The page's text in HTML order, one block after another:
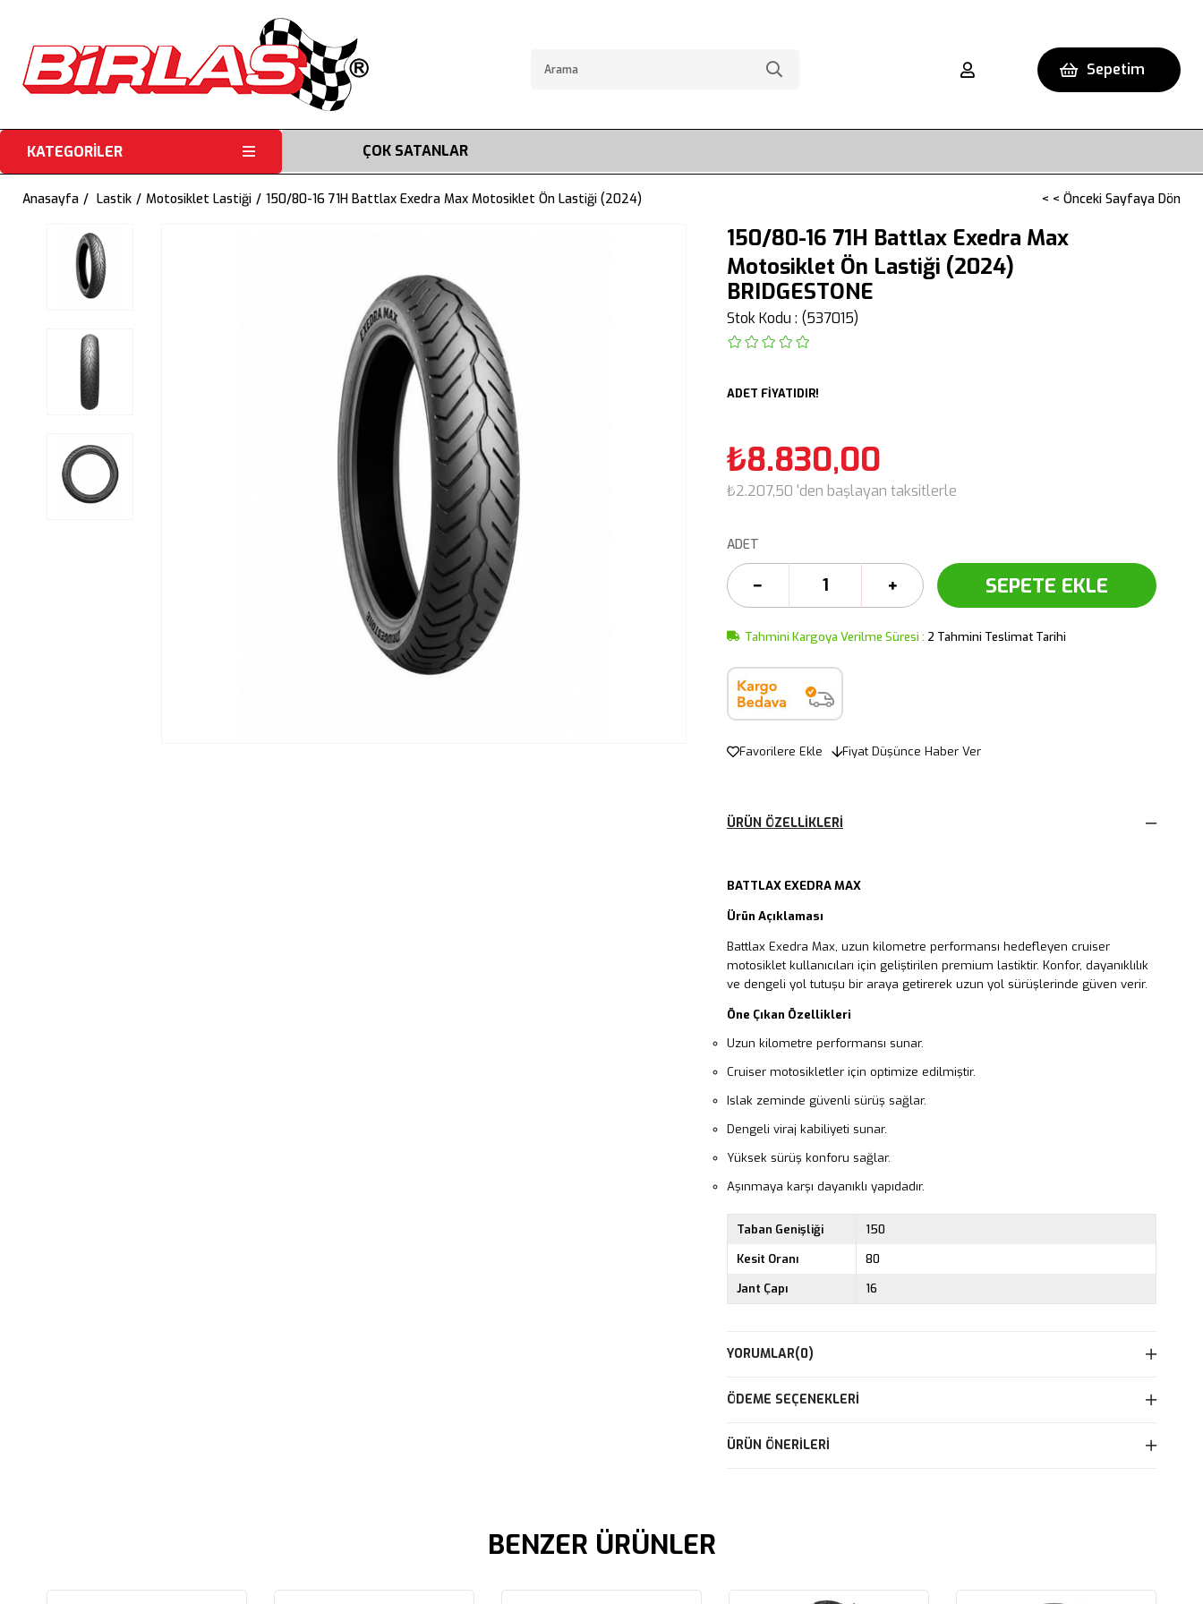
Sepetim
KATEGORİLER ÇOK SATANLAR
Anasayfa Lastik Motosiklet Lastiği 150/80-16 71H Battlax Exedra Max Motosiklet Ön Lastiği (2024) < < Önceki Sayfaya Dön
150/80-16 71H Battlax Exedra Max
Motosiklet Ön Lastiği (2024)
BRIDGESTONE
Stok Kodu (537015)
ADET FİYATIDIR!
₺8.830,00
₺2.207,50 'den başlayan taksitlerle
ADET
Tahmini Kargoya Verilme Süresi : 2 Tahmini Teslimat Tarihi
Favorilere Ekle Fiyat Düşünce Haber Ver
ÜRÜN ÖZELLIKLERI
BATTLAX EXEDRA MAX
Ürün Açıklaması
Battlax Exedra Max, uzun kilometre performansı hedefleyen cruiser
motosiklet kullanıcıları için geliştirilen premium lastiktir. Konfor, dayanıklılık
ve dengeli yol tutuşu bir araya getirerek uzun yol sürüşlerinde güven verir.
Öne Çıkan Özellikleri
Uzun kilometre performansı sunar.
Cruiser motosikletler için optimize edilmiştir.
Islak zeminde güvenli sürüş sağlar.
Dengeli viraj kabiliyeti sunar.
Yüksek sürüş konforu sağlar.
Aşınmaya karşı dayanıklı yapıdadır.
Taban Genişliği
150
Kesit Oranı
80
Jant Çapı
16
YORUMLAR(0)
ÖDEME SEÇENEKLERI
ÜRÜN ÖNERILERI
BENZER ÜRÜNLER